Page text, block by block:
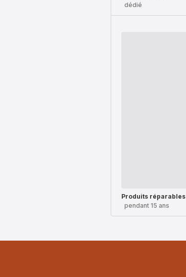
dédié
Produits réparables
pendant 15 ans